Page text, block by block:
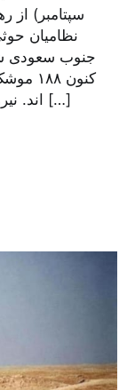
سپتامبر)
نظامیان
جنوب سعودی
کنون
اند. نیروهای پدافند هوایی سعودی، دو روز پیش […]